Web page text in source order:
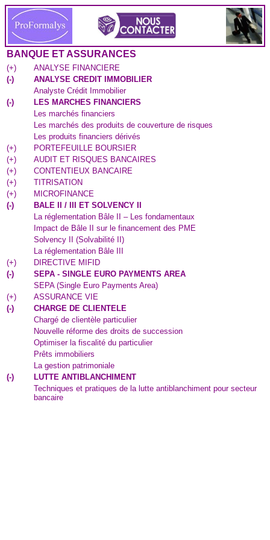
BANQUE ET ASSURANCES
(+)
ANALYSE FINANCIERE
(-)
ANALYSE CREDIT IMMOBILIER
Analyste Crédit Immobilier
(-)
LES MARCHES FINANCIERS
Les marchés financiers
Les marchés des produits de couverture de risques
Les produits financiers dérivés
(+)
PORTEFEUILLE BOURSIER
(+)
AUDIT ET RISQUES BANCAIRES
(+)
CONTENTIEUX BANCAIRE
(+)
TITRISATION
(+)
MICROFINANCE
(-)
BALE II / III ET SOLVENCY II
La réglementation Bâle II – Les fondamentaux
Impact de Bâle II sur le financement des PME
Solvency II (Solvabilité II)
La réglementation Bâle III
(+)
DIRECTIVE MIFID
(-)
SEPA - SINGLE EURO PAYMENTS AREA
SEPA (Single Euro Payments Area)
(+)
ASSURANCE VIE
(-)
CHARGE DE CLIENTELE
Chargé de clientèle particulier
Nouvelle réforme des droits de succession
Optimiser la fiscalité du particulier
Prêts immobiliers
La gestion patrimoniale
(-)
LUTTE ANTIBLANCHIMENT
Techniques et pratiques de la lutte antiblanchiment pour secteur
bancaire